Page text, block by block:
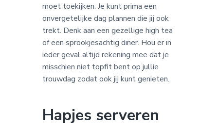
moet toekijken. Je kunt prima een
onvergetelijke dag plannen die jij ook
trekt. Denk aan een gezellige high tea
of een sprookjesachtig diner. Hou er in
ieder geval altijd rekening mee dat je
misschien niet topfit bent op jullie
trouwdag zodat ook jij kunt genieten.
Hapjes serveren